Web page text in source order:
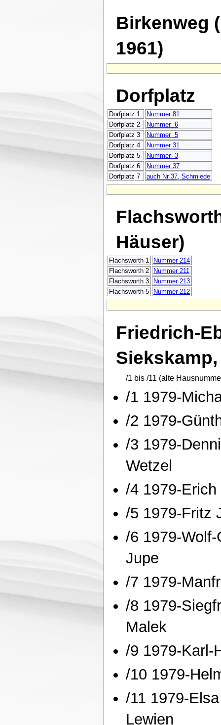
Birkenweg
1961)
Dorfplatz
Dorfplatz 1
Nummer 81
Dorfplatz 2
Nummer 6
Dorfplatz 3
Nummer 5
Dorfplatz 4
Nummer 31
Dorfplatz 5
Nummer 3
Dorfplatz 6
Nummer 37
Dorfplatz 7
auch Nr 37, Schmiede
Häuser)
Flachsworth 1
Nummer 214
Flachsworth 2
Nummer 211
Flachsworth 3
Nummer 213
Flachsworth 5
Nummer 212
Friedrich-
/1 bis /11 (alte
/1 1979-
/2 1979-
/3 1979-
Wetzel
/4 1979-
/5 1979-Fritz
/6 1979-
Jupe
/7 1979-
/8 1979-
Malek
/9 1979-Karl-
/10 1979-
/11 1979-
Lewien